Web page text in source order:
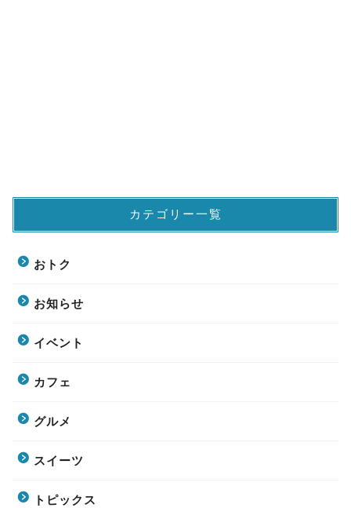
カテゴリー一覧
おトク
お知らせ
イベント
カフェ
グルメ
スイーツ
トピックス